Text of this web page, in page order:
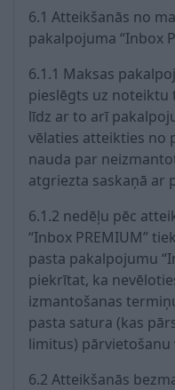
6.1 Atteikšanās no
pakalpojuma “Inbox
6.1.1 Maksas
pieslēgts uz noteiktu
līdz ar to arī
vēlaties atteikties no
nauda par
atgriezta saskaņā ar
6.1.2 nedēļu pēc
“Inbox PREMIUM”
pasta pakalpojumu
piekrītat, ka
izmantošanas
pasta satura (kas
limitus) pārvietošanu
6.2 Atteikšanās